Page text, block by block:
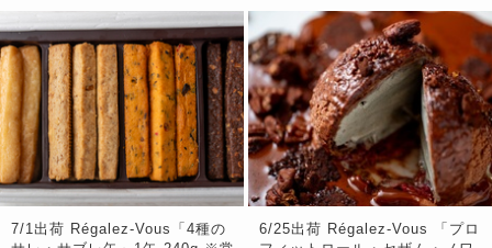
7/1出荷 Régalez-Vous「4種の
6/25出荷 Régalez-Vous 「プロ